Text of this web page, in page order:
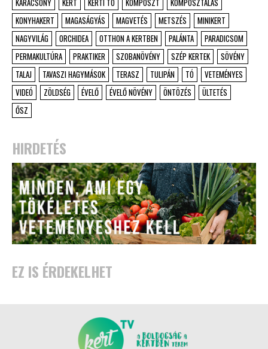
KARÁCSONY
KERT KERTI TÓ KOMPOSZT
KOMPOSZTÁLÁS
KONYHAKERT
MAGASÁGYÁS MAGVETÉS METSZÉS
MINIKERT
NAGYVILÁG
ORCHIDEA OTTHON A KERTBEN PALÁNTA
PARADICSOM
PERMAKULTÚRA
PRAKTIKER SZOBANÖVÉNY SZÉP KERTEK
SÖVÉNY
TALAJ
TAVASZI HAGYMÁSOK TERASZ TULIPÁN TÓ
VETEMÉNYES
VIDEÓ
ZÖLDSÉG ÉVELŐ ÉVELŐ NÖVÉNY ÖNTÖZÉS
ÜLTETÉS
ŐSZ
HIRDETÉS
EZ IS ÉRDEKELHET